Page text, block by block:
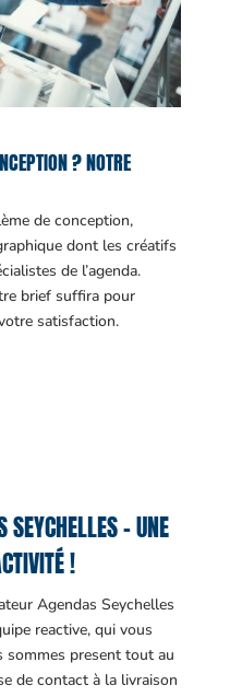
? NOTRE
de conception,
dont les créatifs
de l’agenda.
brief suffira pour
satisfaction.
– UNE
!
Agendas Seychelles
reactive, qui vous
sommes present tout au
de contact à la livraison